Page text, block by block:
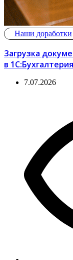
Наши доработки
Загрузка
в
7.07.2026